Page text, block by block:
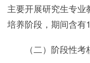
主要开展研究生专
培养阶段，期间含有
（二）阶段性